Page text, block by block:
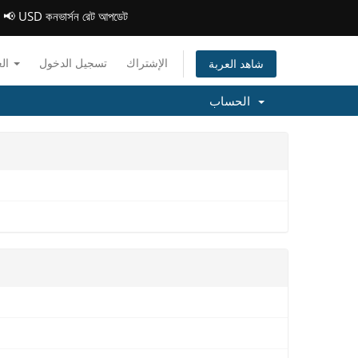
USD কনভার্সন রেট আপডেট
تسجيل الدخول الإشتراك شاهد العربة